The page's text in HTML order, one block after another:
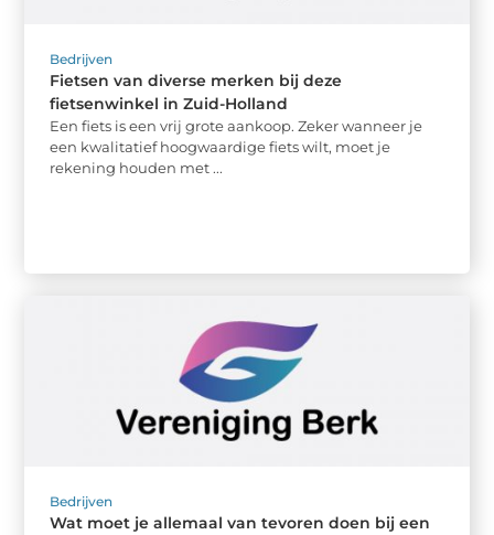
Bedrijven
Fietsen van diverse merken bij deze
fietsenwinkel in Zuid-Holland
Een fiets is een vrij grote aankoop. Zeker wanneer je
een kwalitatief hoogwaardige fiets wilt, moet je
rekening houden met ...
Bedrijven
Wat moet je allemaal van tevoren doen bij een